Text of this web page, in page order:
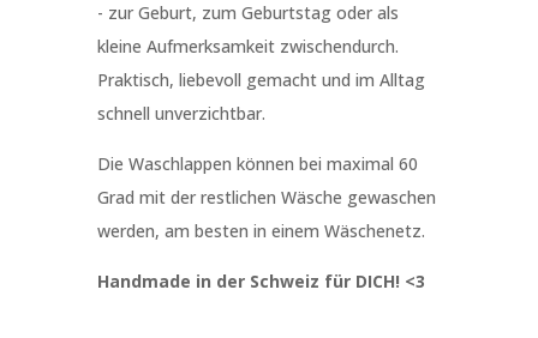
- zur Geburt, zum Geburtstag oder als
kleine Aufmerksamkeit zwischendurch.
Praktisch, liebevoll gemacht und im Alltag
schnell unverzichtbar.
Die Waschlappen können bei maximal 60
Grad mit der restlichen Wäsche gewaschen
werden, am besten in einem Wäschenetz.
Handmade in der Schweiz für DICH! <3